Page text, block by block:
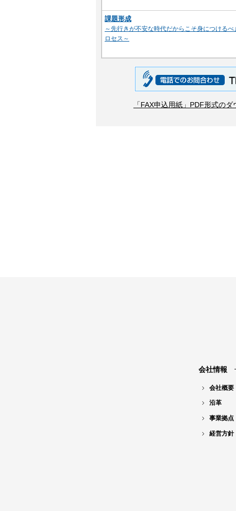
課題形成
～先行きが不安な時代だからこそ身につけるべ
ロセス～
「FAX申込用紙」PDF形式のダ
会社情報
会社概要
沿革
事業拠点
経営方針